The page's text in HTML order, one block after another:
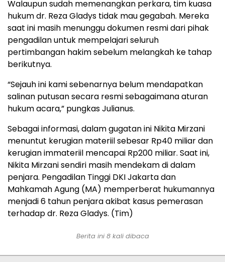
Walaupun sudah memenangkan perkara, tim kuasa
hukum dr. Reza Gladys tidak mau gegabah. Mereka
saat ini masih menunggu dokumen resmi dari pihak
pengadilan untuk mempelajari seluruh
pertimbangan hakim sebelum melangkah ke tahap
berikutnya.
“Sejauh ini kami sebenarnya belum mendapatkan
salinan putusan secara resmi sebagaimana aturan
hukum acara,” pungkas Julianus.
Sebagai informasi, dalam gugatan ini Nikita Mirzani
menuntut kerugian materiil sebesar Rp40 miliar dan
kerugian immateriil mencapai Rp200 miliar. Saat ini,
Nikita Mirzani sendiri masih mendekam di dalam
penjara. Pengadilan Tinggi DKI Jakarta dan
Mahkamah Agung (MA) memperberat hukumannya
menjadi 6 tahun penjara akibat kasus pemerasan
terhadap dr. Reza Gladys. (Tim)
Berita ini 8 kali dibaca